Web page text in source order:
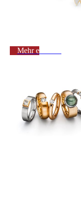
Mehr erfahren